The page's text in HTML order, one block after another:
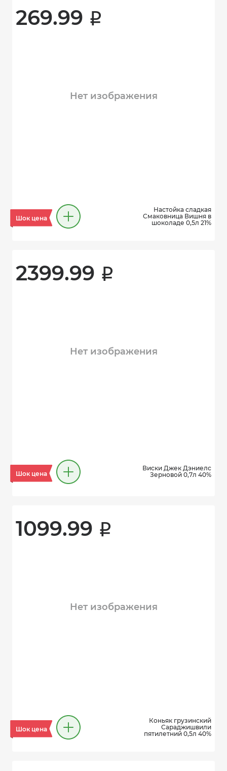
269.99 i
Нет изображения
Шок цена
Настойка сладкая
Смаковница Вишня в
шоколаде 0,5л 21%
2399.99 i
Нет изображения
Шок цена
Виски Джек Дэниелc
Зерновой 0,7л 40%
1099.99 i
Нет изображения
Шок цена
Коньяк грузинский
Сараджишвили
пятилетний 0,5л 40%